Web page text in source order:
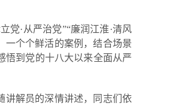
党·从严治党”“廉润江淮·清风
一个个鲜活的案例，结合场景
悟到党的十八大以来全面从严
讲解员的深情讲述，同志们依